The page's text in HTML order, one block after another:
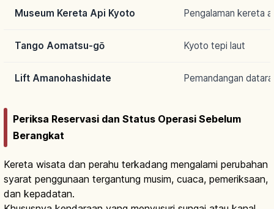
Museum Kereta Api Kyoto Pengalaman kereta
Tango Aomatsu-gō Kyoto tepi laut
Lift Amanohashidate Pemandangan
Periksa Reservasi dan Status Operasi Sebelum
Berangkat
Kereta wisata dan perahu terkadang mengalami perubahan
syarat penggunaan tergantung musim, cuaca, pemeriksaan,
dan kepadatan.